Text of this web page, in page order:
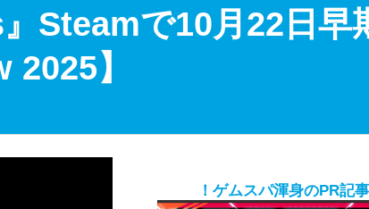
Steamで10月22日早
】
！ゲムスパ渾身のPR記事